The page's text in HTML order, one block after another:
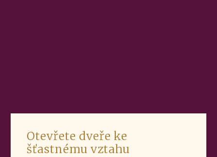
Otevřete dveře ke
šťastnému vztahu